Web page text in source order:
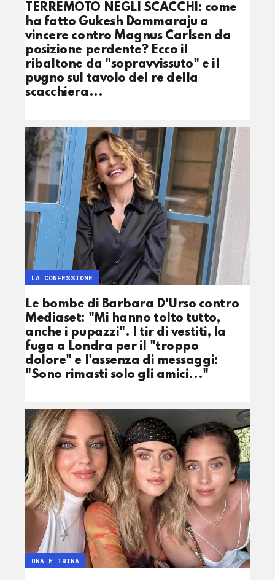
TERREMOTO NEGLI SCACCHI: come
ha fatto Gukesh Dommaraju a
vincere contro Magnus Carlsen da
posizione perdente? Ecco il
ribaltone da "sopravvissuto" e il
pugno sul tavolo del re della
scacchiera...
Le bombe di Barbara D'Urso contro
Mediaset: "Mi hanno tolto tutto,
anche i pupazzi". I tir di vestiti, la
fuga a Londra per il "troppo
dolore" e l'assenza di messaggi:
"Sono rimasti solo gli amici..."
LA CONFESSIONE
UNA E TRINA